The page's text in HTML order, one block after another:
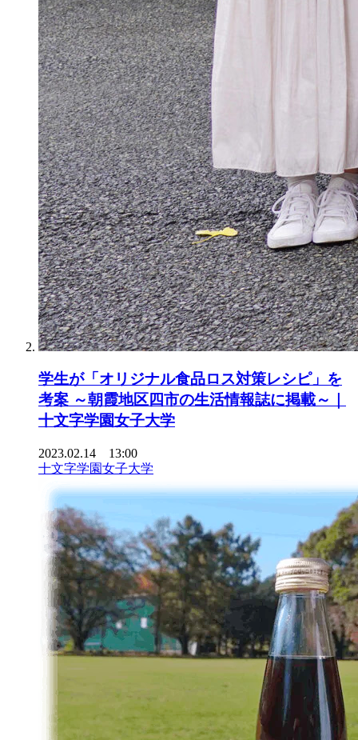
学生が「オリジナル食品ロス対策レシピ」を
考案 ～朝霞地区四市の生活情報誌に掲載～｜
十文字学園女子大学
2023.02.14 13:00
十文字学園女子大学